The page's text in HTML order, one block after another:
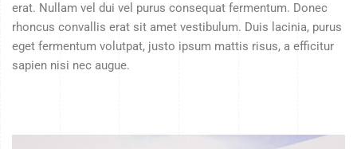
erat. Nullam vel dui vel purus consequat fermentum. Donec
rhoncus convallis erat sit amet vestibulum. Duis lacinia, purus
eget fermentum volutpat, justo ipsum mattis risus, a efficitur
sapien nisi nec augue.